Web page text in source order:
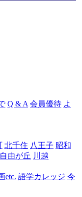
Q & A 会員優待 よ
北千住 八王子 昭和
自由が丘 川越
etc. 語学カレッジ 今